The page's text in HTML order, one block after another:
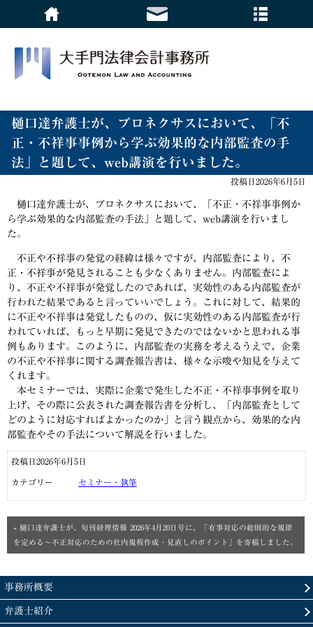
樋口達弁護士が、プロネクサスにおいて、「不
正・不祥事事例から学ぶ効果的な内部監査の手
法」と題して、web講演を行いました。
投稿日2026年6月5日
樋口達弁護士が、プロネクサスにおいて、「不正・不祥事事例か
ら学ぶ効果的な内部監査の手法」と題して、web講演を行いまし
た。
不正や不祥事の発覚の経緯は様々ですが、内部監査により、不
正・不祥事が発見されることも少なくありません。内部監査によ
り、不正や不祥事が発覚したのであれば、実効性のある内部監査が
行われた結果であると言っていいでしょう。これに対して、結果的
に不正や不祥事は発覚したものの、仮に実効性のある内部監査が行
われていれば、もっと早期に発見できたのではないかと思われる事
例もあります。このように、内部監査の実務を考えるうえで、企業
の不正や不祥事に関する調査報告書は、様々な示唆や知見を与えて
くれます。
本セミナーでは、実際に企業で発生した不正・不祥事事例を取り
上げ、その際に公表された調査報告書を分析し、「内部監査として
どのように対応すればよかったのか」と言う観点から、効果的な内
部監査やその手法について解説を行いました。
投稿日2026年6月5日
カテゴリー セミナー・執筆
« 樋口達弁護士が、旬刊経理情報 2026年4月20日号に、「有事対応の総則的な規律
を定める～不正対応のための社内規程作成・見直しのポイント」を寄稿しました。
事務所概要
弁護士紹介